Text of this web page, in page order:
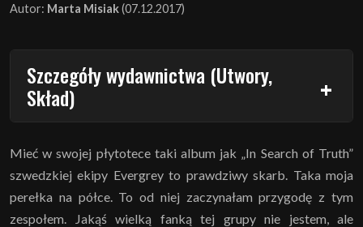
Autor: Marta Misiak(07.12.2017)
Szczegóły wydawnictwa (Utwory,
Skład)
Mieć w swojej płytotece taki album jak „In Search of Truth”
szwedzkiej ekipy Evergrey to prawdziwy skarb. Taka moja
perełka na półce. To od niej zaczynałam przygodę z tym
zespołem. Jakąś wielką fanką tej grupy nie jestem, ale